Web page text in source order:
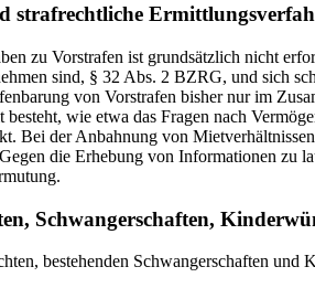
strafrechtliche
zu Vorstrafen ist grundsätzlich nicht
sind, § 32 Abs. 2 BZRG, und sich
von Vorstrafen bisher nur im
besteht, wie etwa das Fragen nach
Bei der Anbahnung von
die Erhebung von Informationen zu
Schwangerschaften,
bestehenden Schwangerschaften